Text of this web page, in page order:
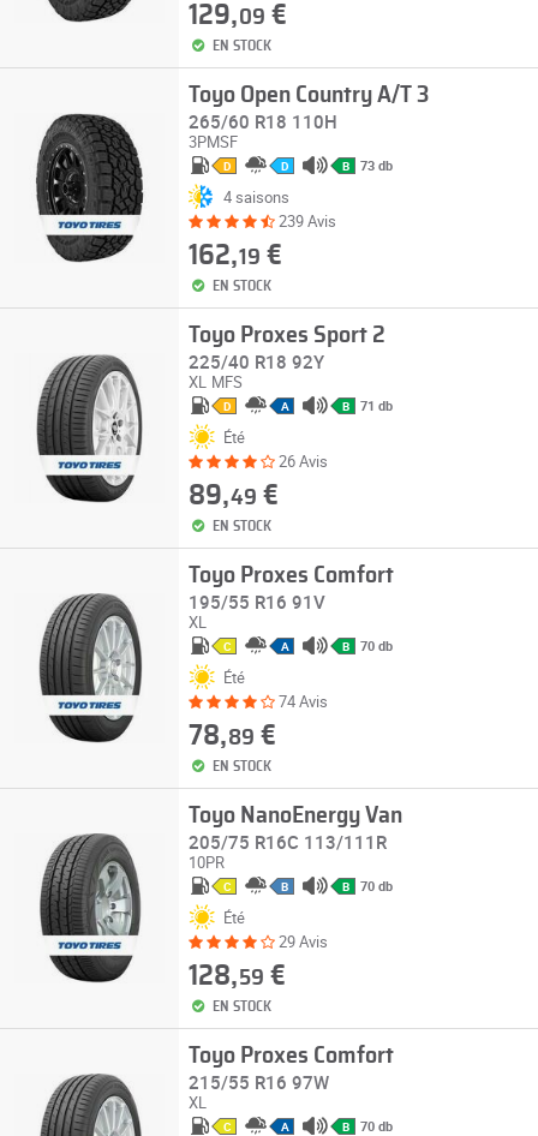
129,09 €
EN STOCK
Toyo Open Country A/T 3
265/60 R18 110H
3PMSF
D D B 73 db
4 saisons
239 Avis
162,19 €
EN STOCK
Toyo Proxes Sport 2
225/40 R18 92Y
XL MFS
D A B 71 db
Été
26 Avis
89,49 €
EN STOCK
Toyo Proxes Comfort
195/55 R16 91V
XL
C A B 70 db
Été
74 Avis
78,89 €
EN STOCK
Toyo NanoEnergy Van
205/75 R16C 113/111R
10PR
C B B 70 db
Été
29 Avis
128,59 €
EN STOCK
Toyo Proxes Comfort
215/55 R16 97W
XL
C A B 70 db